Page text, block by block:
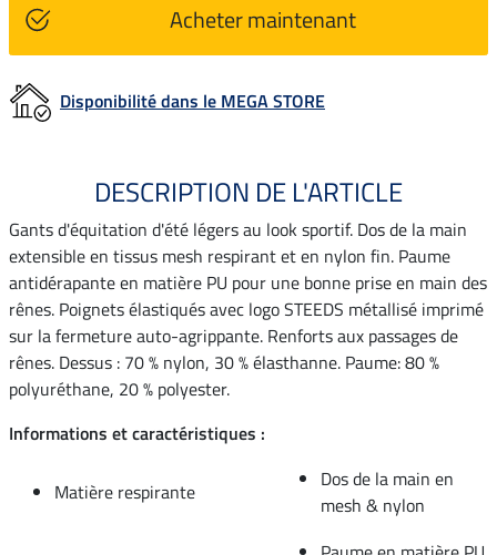
Acheter maintenant
Disponibilité dans le MEGA STORE
DESCRIPTION DE L'ARTICLE
Gants d'équitation d'été légers au look sportif. Dos de la main
extensible en tissus mesh respirant et en nylon fin. Paume
antidérapante en matière PU pour une bonne prise en main des
rênes. Poignets élastiqués avec logo STEEDS métallisé imprimé
sur la fermeture auto-agrippante. Renforts aux passages de
rênes. Dessus : 70 % nylon, 30 % élasthanne. Paume: 80 %
polyuréthane, 20 % polyester.
Informations et caractéristiques :
Matière respirante
Dos de la main en
mesh & nylon